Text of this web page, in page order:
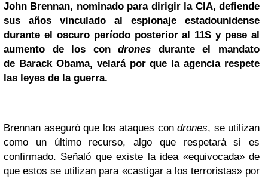
John Brennan, nominado para dirigir la CIA, defiende
sus años vinculado al espionaje estadounidense
durante el oscuro período posterior al
11S y pese al
aumento de los con
drones
durante el mandato
de Barack Obama, velará por que la agencia respete
las leyes de la guerra.
Brennan aseguró que los ataques con drones, se utilizan
como un último recurso, algo que respetará si es
confirmado. Señaló que existe la idea «equivocada» de
que estos se utilizan para «castigar a los terroristas» por